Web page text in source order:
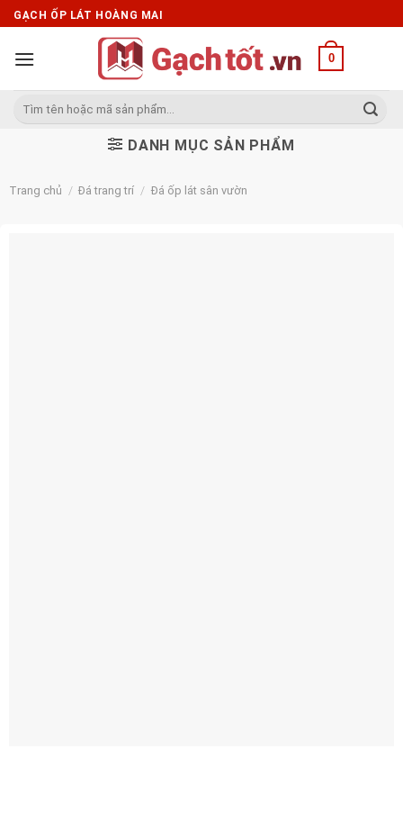
Skip
to
content
GẠCH ỐP LÁT HOÀNG MAI
0
Tìm
DANH MỤC SẢN PHẨM
Trang chủ / Đá trang trí / Đá ốp lát sân vườn